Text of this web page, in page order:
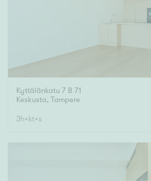
Kyttälänkatu 7 B 71
Keskusta, Tampere
3h+kt+s